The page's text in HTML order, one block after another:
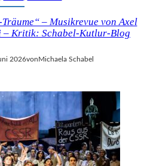
– Musikrevue von Axel
– Kritik: Schabel-Kutlur-Blog
2026vonMichaela Schabel